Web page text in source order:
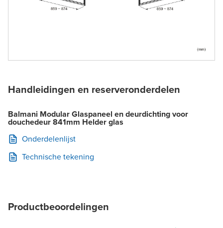
Handleidingen en reserveronderdelen
Balmani Modular Glaspaneel en deurdichting voor
douchedeur 841mm Helder glas
Onderdelenlijst
Technische tekening
Productbeoordelingen